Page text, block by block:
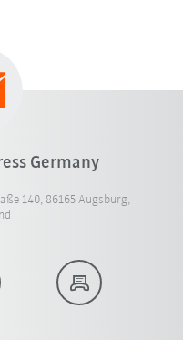
Germany
140, 86165 Augsburg,